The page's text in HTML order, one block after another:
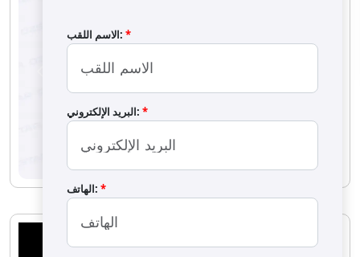
Previous
الاسم اللقب: *
البريد الإلكتروني: *
الهاتف: *